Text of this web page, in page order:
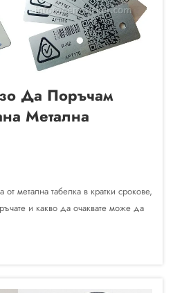
Да Поръчам
Метална
метална табелка в кратки срокове,
и какво да очаквате може да
Независимо дали ви е
промишлено оборудване,
на продукти или...